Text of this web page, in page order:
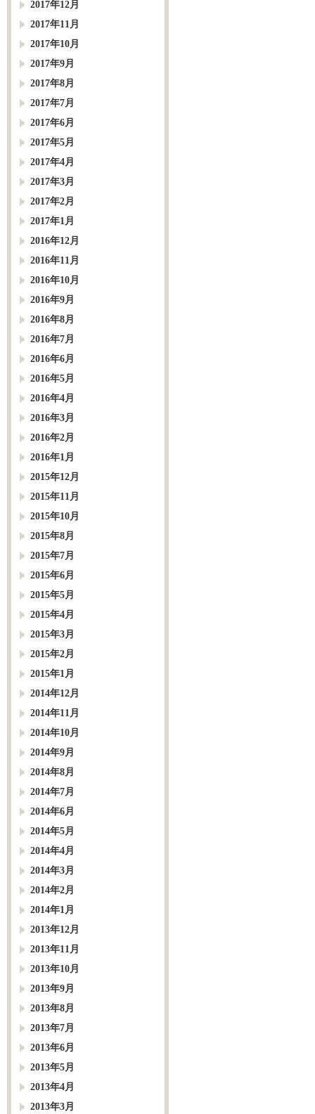
2017年12月
2017年11月
2017年10月
2017年9月
2017年8月
2017年7月
2017年6月
2017年5月
2017年4月
2017年3月
2017年2月
2017年1月
2016年12月
2016年11月
2016年10月
2016年9月
2016年8月
2016年7月
2016年6月
2016年5月
2016年4月
2016年3月
2016年2月
2016年1月
2015年12月
2015年11月
2015年10月
2015年8月
2015年7月
2015年6月
2015年5月
2015年4月
2015年3月
2015年2月
2015年1月
2014年12月
2014年11月
2014年10月
2014年9月
2014年8月
2014年7月
2014年6月
2014年5月
2014年4月
2014年3月
2014年2月
2014年1月
2013年12月
2013年11月
2013年10月
2013年9月
2013年8月
2013年7月
2013年6月
2013年5月
2013年4月
2013年3月